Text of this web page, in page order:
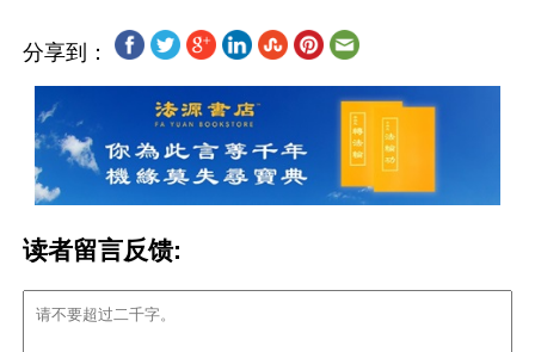
分享到：
读者留言反馈: